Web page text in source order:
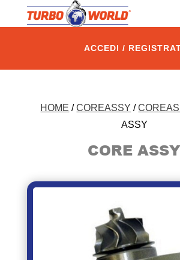
ACCEDI /
HOME /COREASSY /
ASSY
CORE ASSY